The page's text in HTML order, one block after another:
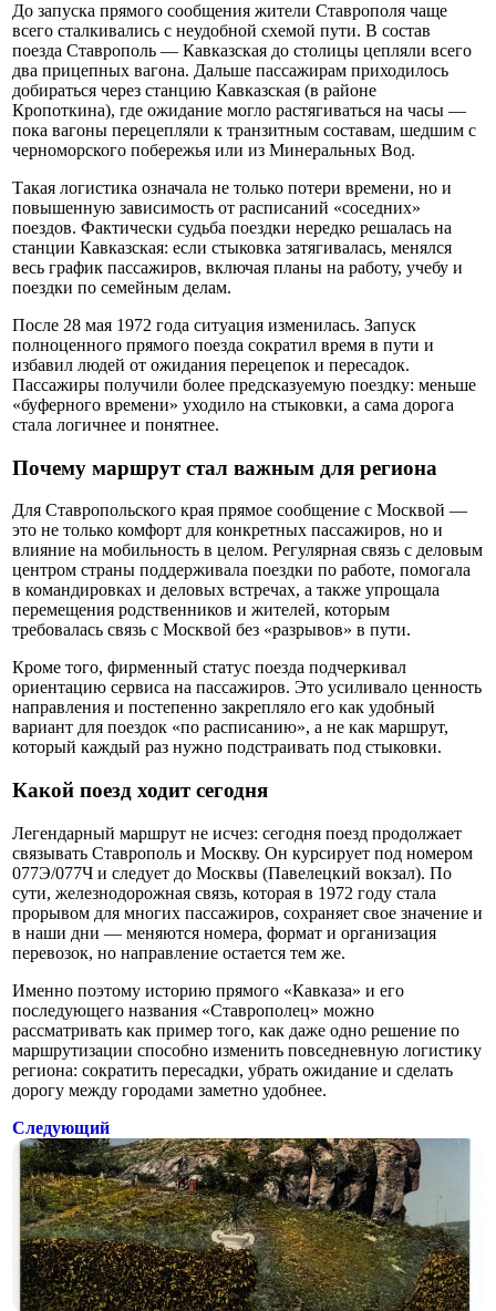
До запуска прямого сообщения жители Ставрополя чаще
всего сталкивались с неудобной схемой пути. В состав
поезда Ставрополь — Кавказская до столицы цепляли всего
два прицепных вагона. Дальше пассажирам приходилось
добираться через станцию Кавказская (в районе
Кропоткина), где ожидание могло растягиваться на часы —
пока вагоны перецепляли к транзитным составам, шедшим с
черноморского побережья или из Минеральных Вод.
Такая логистика означала не только потери времени, но и
повышенную зависимость от расписаний «соседних»
поездов. Фактически судьба поездки нередко решалась на
станции Кавказская: если стыковка затягивалась, менялся
весь график пассажиров, включая планы на работу, учебу и
поездки по семейным делам.
После 28 мая 1972 года ситуация изменилась. Запуск
полноценного прямого поезда сократил время в пути и
избавил людей от ожидания перецепок и пересадок.
Пассажиры получили более предсказуемую поездку: меньше
«буферного времени» уходило на стыковки, а сама дорога
стала логичнее и понятнее.
Почему маршрут стал важным для региона
Для Ставропольского края прямое сообщение с Москвой —
это не только комфорт для конкретных пассажиров, но и
влияние на мобильность в целом. Регулярная связь с деловым
центром страны поддерживала поездки по работе, помогала
в командировках и деловых встречах, а также упрощала
перемещения родственников и жителей, которым
требовалась связь с Москвой без «разрывов» в пути.
Кроме того, фирменный статус поезда подчеркивал
ориентацию сервиса на пассажиров. Это усиливало ценность
направления и постепенно закрепляло его как удобный
вариант для поездок «по расписанию», а не как маршрут,
который каждый раз нужно подстраивать под стыковки.
Какой поезд ходит сегодня
Легендарный маршрут не исчез: сегодня поезд продолжает
связывать Ставрополь и Москву. Он курсирует под номером
077Э/077Ч и следует до Москвы (Павелецкий вокзал). По
сути, железнодорожная связь, которая в 1972 году стала
прорывом для многих пассажиров, сохраняет свое значение и
в наши дни — меняются номера, формат и организация
перевозок, но направление остается тем же.
Именно поэтому историю прямого «Кавказа» и его
последующего названия «Ставрополец» можно
рассматривать как пример того, как даже одно решение по
маршрутизации способно изменить повседневную логистику
региона: сократить пересадки, убрать ожидание и сделать
дорогу между городами заметно удобнее.
Следующий